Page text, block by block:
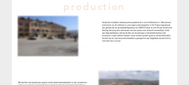
production